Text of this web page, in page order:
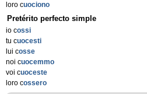
loro cuociono
Pretérito perfecto simple
io cossi
tu cuocesti
lui cosse
noi cuocemmo
voi cuoceste
loro cossero